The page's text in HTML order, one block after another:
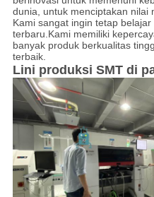
dunia, untuk menciptakan nilai
Kami sangat ingin tetap
terbaru.Kami memiliki
banyak produk berkualitas
terbaik.
Lini produksi SMT di